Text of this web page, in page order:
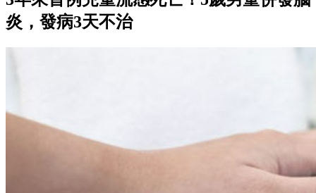
炎，發病3天不治